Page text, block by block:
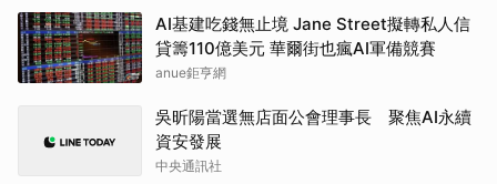
AI基建吃錢無止境 Jane Street擬轉私人信
貸籌110億美元 華爾街也瘋AI軍備競賽
anue鉅亨網
吳昕陽當選無店面公會理事長 聚焦AI永續
資安發展
中央通訊社